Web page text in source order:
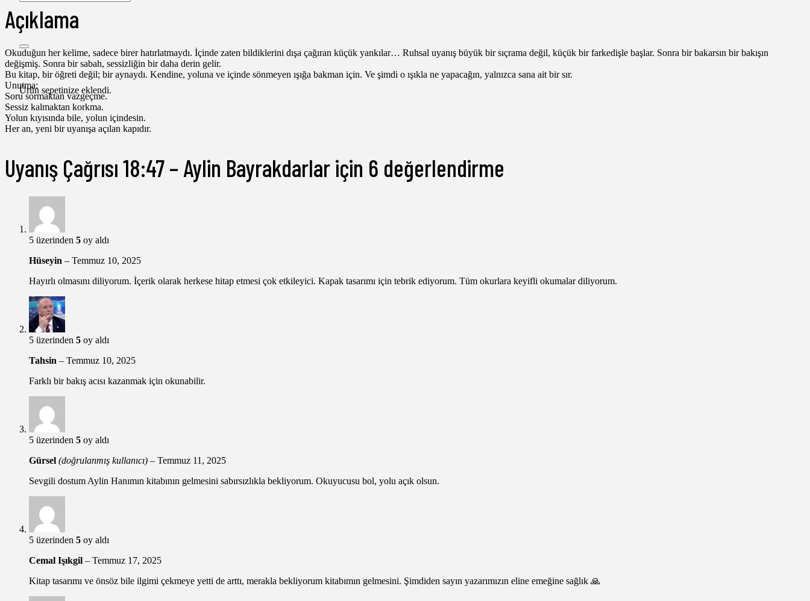
Ürün sepetinize eklendi.
Açıklama
Okuduğun her kelime, sadece birer hatırlatmaydı. İçinde zaten bildiklerini dışa çağıran küçük yankılar… Ruhsal uyanış büyük bir sıçrama değil, küçük bir farkedişle başlar. Sonra bir bakarsın bir bakışın
değişmiş. Sonra bir sabah, sessizliğin bir daha derin gelir.
Bu kitap, bir öğreti değil; bir aynaydı. Kendine, yoluna ve içinde sönmeyen ışığa bakman için. Ve şimdi o ışıkla ne yapacağın, yalnızca sana ait bir sır.
Unutma:
Soru sormaktan vazgeçme.
Sessiz kalmaktan korkma.
Yolun kıyısında bile, yolun içindesin.
Her an, yeni bir uyanışa açılan kapıdır.
Uyanış Çağrısı 18:47 – Aylin Bayrakdarlariçin 6 değerlendirme
5 üzerinden 5 oy aldı
Hüseyin – Temmuz 10, 2025
Hayırlı olmasını diliyorum. İçerik olarak herkese hitap etmesi çok etkileyici. Kapak tasarımı için tebrik ediyorum. Tüm okurlara keyifli okumalar diliyorum.
5 üzerinden 5 oy aldı
Tahsin – Temmuz 10, 2025
Farklı bir bakış acısı kazanmak için okunabilir.
5 üzerinden 5 oy aldı
Gürsel (doğrulanmış kullanıcı) – Temmuz 11, 2025
Sevgili dostum Aylin Hanımın kitabının gelmesini sabırsızlıkla bekliyorum. Okuyucusu bol, yolu açık olsun.
5 üzerinden 5 oy aldı
Cemal Işıkgil – Temmuz 17, 2025
Kitap tasarımı ve önsöz bile ilgimi çekmeye yetti de arttı, merakla bekliyorum kitabımın gelmesini. Şimdiden sayın yazarımızın eline emeğine sağlık 🙏